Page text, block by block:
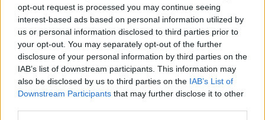
opt-out request is processed you may continue seeing
interest-based ads based on personal information utilized by
us or personal information disclosed to third parties prior to
your opt-out. You may separately opt-out of the further
disclosure of your personal information by third parties on the
IAB’s list of downstream participants. This information may
also be disclosed by us to third parties on the IAB’s List of
Downstream Participants that may further disclose it to other